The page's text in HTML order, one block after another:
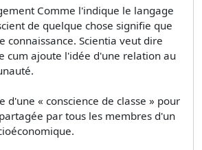
Comme l'indique le langage
de quelque chose signifie que
connaissance. Scientia veut dire
cum ajoute l'idée d'une relation au
d'une « conscience de classe » pour
par tous les membres d'un